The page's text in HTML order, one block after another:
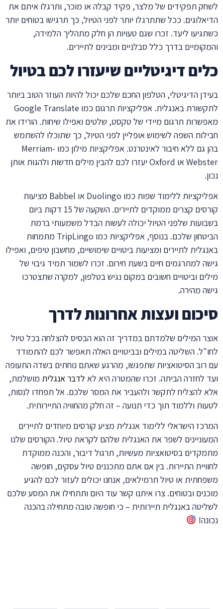
תפקידים של מלצר, פקיד קבלה או מוכר, ותרגלו איתם את
ככל שתתרגלו יותר לפני הטיול, כך תרגישו בטוחים יותר
ליעד. זכרו שגם טעויות הן חלק מתהליך הלמידה,
בדרך כלל סבלניים ומבינים לתיירים.
דיגיטליים שיעזרו לכם בטיול
הדיגיטלי, הטלפון החכם שלכם יכול להיות העוזר הטוב ביותר
לתקשורת באנגלית. אפליקציות תרגום כמו Google Translate
תרגום מיידי של טקסט, שלטים ואפילו שיחות. הורידו את
השפה לשימוש אופליין לפני הטיול, כך שתוכלו להשתמש
בהן גם ללא חיבור לאינטרנט. אפליקציות מילון כמו Merriam-
Webster או Oxford יעזרו לכם להבין מילים חדשות ולהגות אותן
אפליקציות ללימוד שפות כמו Duolingo או Babbel מציעות
קורסים קצרים ממוקדים לתיירים. השקעה של 15 דקות ביום
שלפני הטיול יכולה לעשות הבדל משמעותי ברמת
הביטחון שלכם. בנוסף, אפליקציות כמו TripLingo מתמחות
לתיירים ומציעות ביטויים שימושיים, מחשבון טיפים, ואפילו
למתרגמים חיים בשעת חירום. זכרו לשמור תמיד גיבוי של
וביטויים חשובים במקום נגיש בטלפון, למקרה שתצטרכו
מהירה.
ועצות אחרונות לדרך
המילים שלמדתם במדריך זה הוא הבסיס להצלחה בכל טיול
השליטה במילים ובביטויים האלה תאפשר לכם להתמודד
הסיטואציות שתפגשו, מהרגע שאתם נוחתים בשדה התעופה
לחזרה הביתה. זכרו שהמטרה היא לא לדבר אנגליתמושלמת,
להצליח לתקשר ולהעביר את המסר שלכם. אל תפחדו לנסות,
וללמוד תוך כדי תנועה – זה חלק מהחוויה התיירותית.
הישראלי ללימוד אנגלית מציע קורסים מיוחדים לתיירים
לשפר את האנגלית שלהם לקראת טיול. הקורסים שלנו
בסיטואציות מעשיות, תרגול דיבור, והכנה ממוקדת
התיירות. בין אם אתם מתכננים טיול עסקים, חופשה
או טיול תרמילאים, אנחנו יכולים לעזור לכם להגיע
ובטוחים. צרו איתנו קשר עוד היום ותתחילו את המסע שלכם
באנגלית תיירותית – כי חופשה טובה מתחילה בהכנה